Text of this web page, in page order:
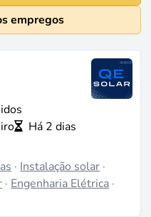
empregos
Há 2 dias
· Instalação solar ·
· Engenharia Elétrica ·